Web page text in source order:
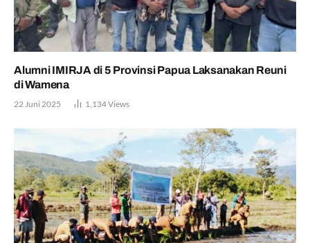
Alumni IMIRJA di 5 Provinsi Papua Laksanakan Reuni
di Wamena
22 Juni 2025 1,134Views